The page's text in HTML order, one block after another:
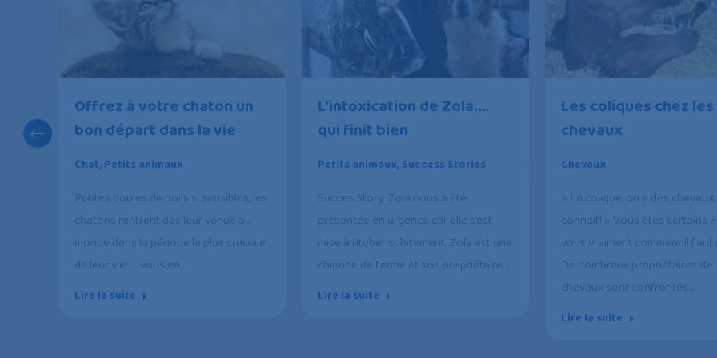
Offrez à votre chaton un
bon départ dans la vie
Chat, Petits animaux
Petites boules de poils si sensibles, les
chatons rentrent dès leur venue au
monde dans la période la plus cruciale
de leur vie! … vous en…
Lire la suite
L’intoxication de Zola….
qui finit bien
Petits animaux, Success Stories
Succes Story Zola nous a été
présentée en urgence car elle s’est
mise à tituber subitement. Zola est une
chienne de ferme et son propriétaire…
Lire la suite
Les coliques chez les
chevaux
Chevaux
« La colique, on a des
connait! » Vous êtes certains
vous vraiment comment il faut
De nombreux propriétaires de
chevaux sont confrontés…
Lire la suite